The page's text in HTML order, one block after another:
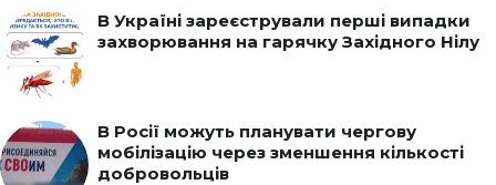
В Україні зареєстрували перші випадки
захворювання на гарячку Західного Нілу
В Росії можуть планувати чергову
мобілізацію через зменшення кількості
добровольців